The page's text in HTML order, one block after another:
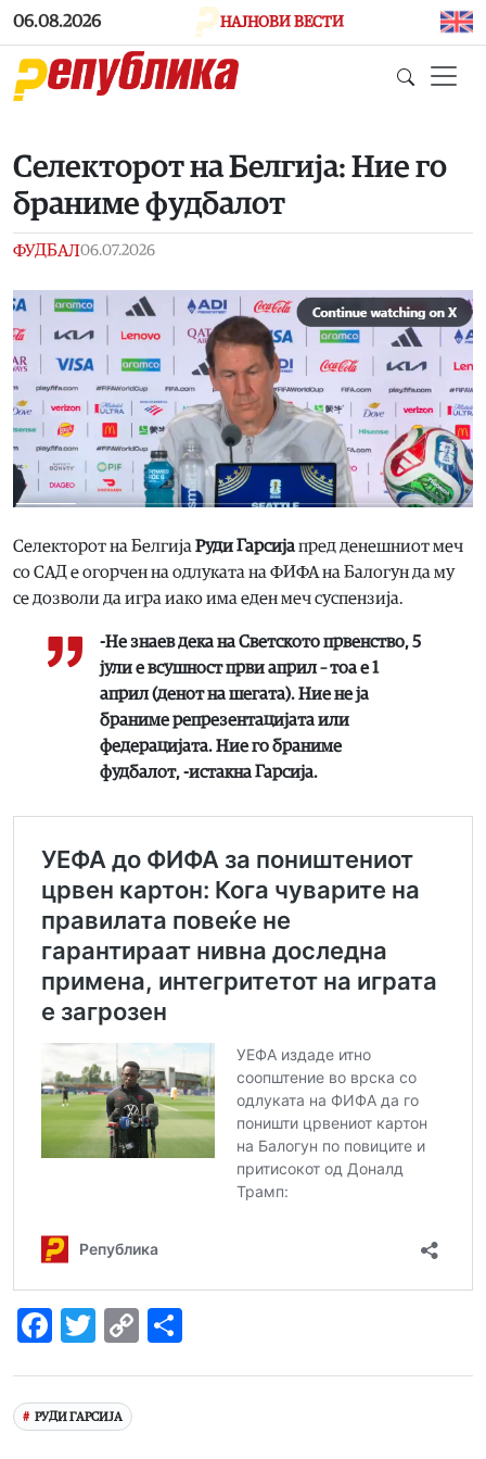
Skip to main content
06.08.2026 НАЈНОВИ ВЕСТИ
Селекторот на Белгија: Ние го
браниме фудбалот
ФУДБАЛ06.07.2026
Селекторот на Белгија Руди Гарсијапред денешниот меч
со САД е огорчен на одлуката на ФИФА на Балогун да му
се дозволи да игра иако има еден меч суспензија.
-Не знаев дека на Светското првенство, 5
јули е всушност први април – тоа е 1
април (денот на шегата). Ние не ја
браниме репрезентацијата или
федерацијата. Ние го браниме
фудбалот, -истакна Гарсија.
Facebook
Twitter
Copy
РУДИ ГАРСИЈА